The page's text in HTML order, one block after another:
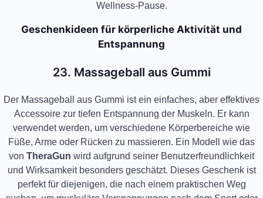
Wellness-Pause.
Geschenkideen für körperliche Aktivität und
Entspannung
23. Massageball aus Gummi
Der Massageball aus Gummi ist ein einfaches, aber effektives
Accessoire zur tiefen Entspannung der Muskeln. Er kann
verwendet werden, um verschiedene Körperbereiche wie
Füße, Arme oder Rücken zu massieren. Ein Modell wie das
von TheraGun wird aufgrund seiner Benutzerfreundlichkeit
und Wirksamkeit besonders geschätzt. Dieses Geschenk ist
perfekt für diejenigen, die nach einem praktischen Weg